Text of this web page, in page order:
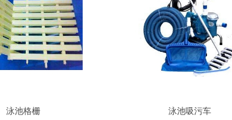
泳池格栅 泳池吸污车